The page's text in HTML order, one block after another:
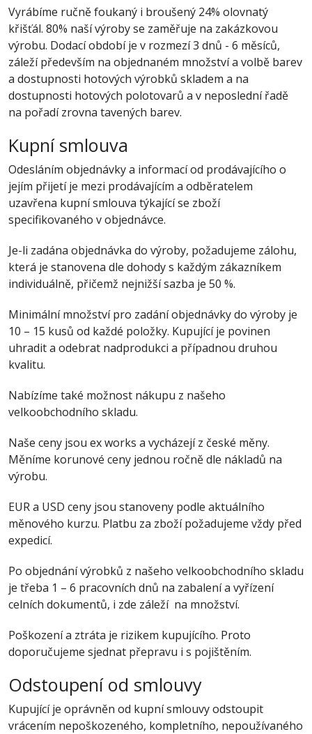
Vyrábíme ručně foukaný i broušený 24% olovnatý
křišťál. 80% naší výroby se zaměřuje na zakázkovou
výrobu. Dodací období je v rozmezí 3 dnů - 6 měsíců,
záleží především na objednaném množství a volbě barev
a dostupnosti hotových výrobků skladem a na
dostupnosti hotových polotovarů a v neposlední řadě
na pořadí zrovna tavených barev.
Kupní smlouva
Odesláním objednávky a informací od prodávajícího o
jejím přijetí je mezi prodávajícím a odběratelem
uzavřena kupní smlouva týkající se zboží
specifikovaného v objednávce.
Je-li zadána objednávka do výroby, požadujeme zálohu,
která je stanovena dle dohody s každým zákazníkem
individuálně, přičemž nejnižší sazba je 50 %.
Minimální množství pro zadání objednávky do výroby je
10 – 15 kusů od každé položky. Kupující je povinen
uhradit a odebrat nadprodukci a případnou druhou
kvalitu.
Nabízíme také možnost nákupu z našeho
velkoobchodního skladu.
Naše ceny jsou ex works a vycházejí z české měny.
Měníme korunové ceny jednou ročně dle nákladů na
výrobu.
EUR a USD ceny jsou stanoveny podle aktuálního
měnového kurzu. Platbu za zboží požadujeme vždy před
expedicí.
Po objednání výrobků z našeho velkoobchodního skladu
je třeba 1 – 6 pracovních dnů na zabalení a vyřízení
celních dokumentů, i zde záleží na množství.
Poškození a ztráta je rizikem kupujícího. Proto
doporučujeme sjednat přepravu i s pojištěním.
Odstoupení od smlouvy
Kupující je oprávněn od kupní smlouvy odstoupit
vrácením nepoškozeného, kompletního, nepoužívaného